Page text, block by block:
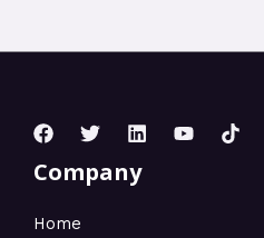
Company
Home